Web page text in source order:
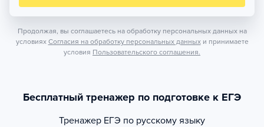
Продолжая, вы соглашаетесь на обработку персональных данных на
условиях Согласия на обработку персональных данных и принимаете
условия Пользовательского соглашения.
Бесплатный тренажер по подготовке к ЕГЭ
Тренажер ЕГЭ по русскому языку